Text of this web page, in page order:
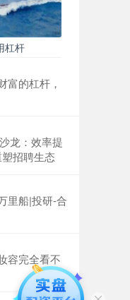
杠杆
富的杠杆，
龙：效率提
招聘生态
里船|投研-合
容完全看不